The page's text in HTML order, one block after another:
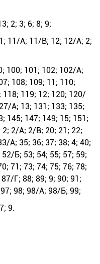
2; 3; 6; 8; 9;
11/А; 11/В; 12; 12/А; 2;
100; 101; 102; 102/А;
108; 109; 11; 110;
118; 119; 12; 120; 120/
А; 13; 131; 133; 135;
145; 147; 149; 15; 151;
2; 2/А; 2/В; 20; 21; 22;
А; 35; 36; 37; 38; 4; 40;
Б; 53; 54; 55; 57; 59;
71; 73; 74; 75; 76; 78;
Г; 88; 89; 9; 90; 91;
98; 98/А; 98/Б; 99;
9.